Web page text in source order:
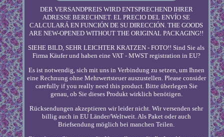
DER VERSANDPREIS WIRD ENTSPRECHEND IHRER
ADRESSE BERECHNET. EL PRECIO DEL ENVÍO SE
CALCULARÁ EN FUNCIÓN DE SU DIRECCIÓN. THE GOODS
ARE NEW-OPENED WITHOUT THE ORIGINAL PACKAGING!!
SIEHE BILD, SEHR LEICHTER KRATZEN - FOTO!! Sind Sie als
Firma Käufer und haben eine VAT - MWST registration in EU?
Es ist notwendig, sich mit uns in Verbindung zu setzen, um Ihnen
eine Rechnung ohne Mehrwertsteuer auszustellen. Please consider
carefully if you really need this product. Bitte überlegen Sie
genau, ob Sie dieses Produkt wirklich benötigen.
Rücksendungen akzeptieren wir leider nicht. Wir versenden sehr
billig auch in EU Länder/Weltweit. Als Paket oder auch
Briefsendung möglich bei manchen Teilen.